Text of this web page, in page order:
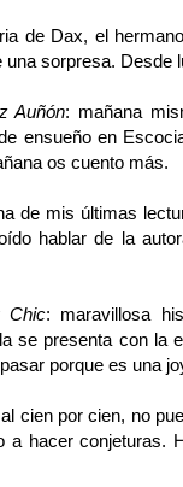
de Dax, el
sorpresa. Desde
Auñón: mañana
ensueño en
os cuento más.
de mis últimas
hablar de la
Chic: maravillosa
se presenta con la
porque es una
cien por cien, no
a hacer conjeturas.